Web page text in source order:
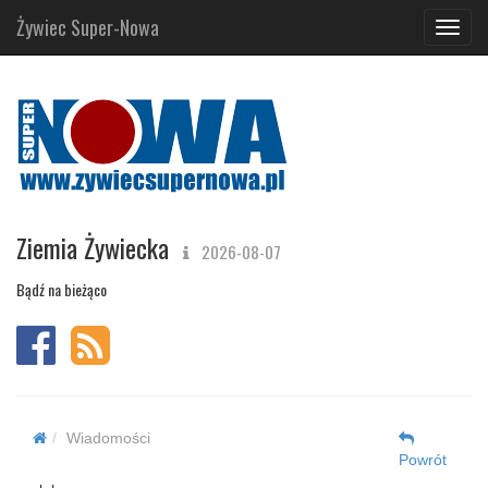
Żywiec Super-Nowa
Ziemia Żywiecka 2026-08-07
Bądź na bieżąco
Wiadomości
Powrót